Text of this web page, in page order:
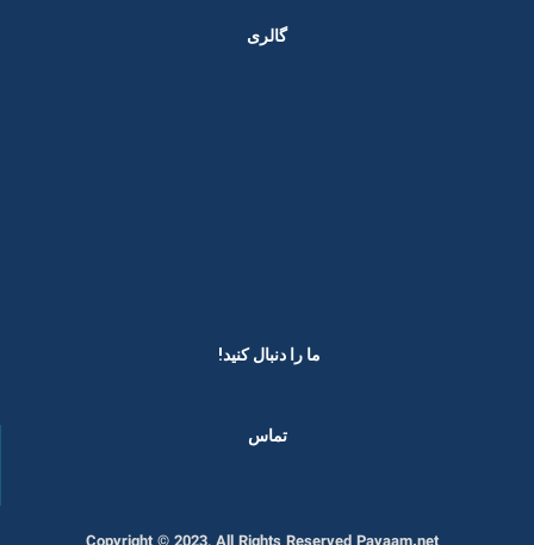
گالری
ما را دنبال کنید! ​
تماس